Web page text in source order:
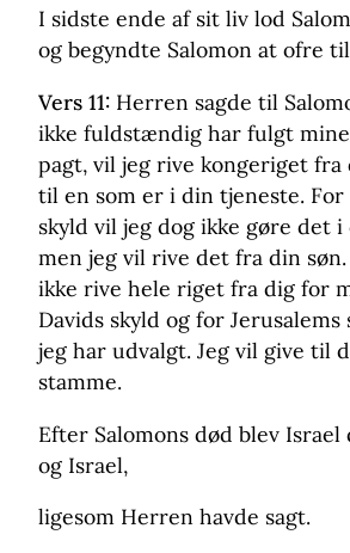
I sidste ende af sit liv lod
og begyndte Salomon at ofre
Vers 11: Herren sagde til
ikke fuldstændig har fulgt
pagt, vil jeg rive kongeriget fra
til en som er i din tjeneste.
skyld vil jeg dog ikke gøre det
men jeg vil rive det fra din
ikke rive hele riget fra dig for
Davids skyld og for Jerusalems
jeg har udvalgt. Jeg vil give til
stamme.
Efter Salomons død blev Israel
og Israel,
ligesom Herren havde sagt.